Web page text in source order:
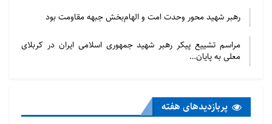
رهبر شهید محور وحدت امت و الهام‌بخش جبهه مقاومت بود
مراسم تشییع پیکر رهبر شهید جمهوری اسلامی ایران در کربلای
معلی به پایان…
پربازدید‌های هفته